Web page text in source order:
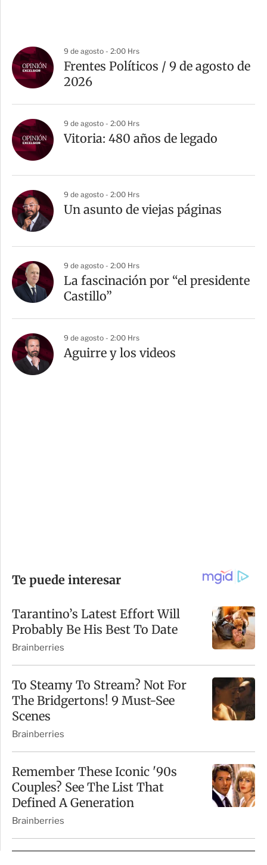
9 de agosto - 2:00 Hrs
Frentes Políticos / 9 de agosto de
2026
9 de agosto - 2:00 Hrs
Vitoria: 480 años de legado
9 de agosto - 2:00 Hrs
Un asunto de viejas páginas
9 de agosto - 2:00 Hrs
La fascinación por “el presidente
Castillo”
9 de agosto - 2:00 Hrs
Aguirre y los videos